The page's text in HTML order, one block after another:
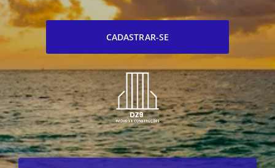
CADASTRAR-SE